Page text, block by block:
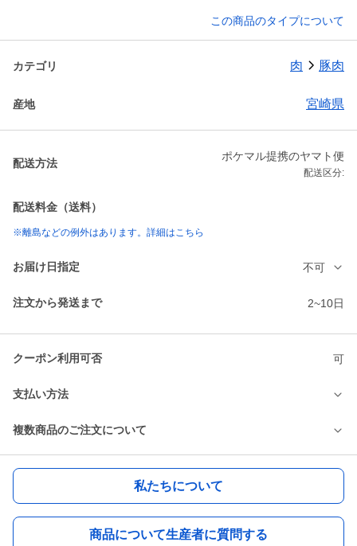
この商品のタイプについて
カテゴリ 肉 豚肉
産地 宮崎県
配送方法
ポケマル提携のヤマト便
配送区分:
配送料金（送料）
※離島などの例外はあります。詳細はこちら
お届け日指定 不可
注文から発送まで 2~10日
クーポン利用可否 可
支払い方法
複数商品のご注文について
私たちについて
商品について生産者に質問する